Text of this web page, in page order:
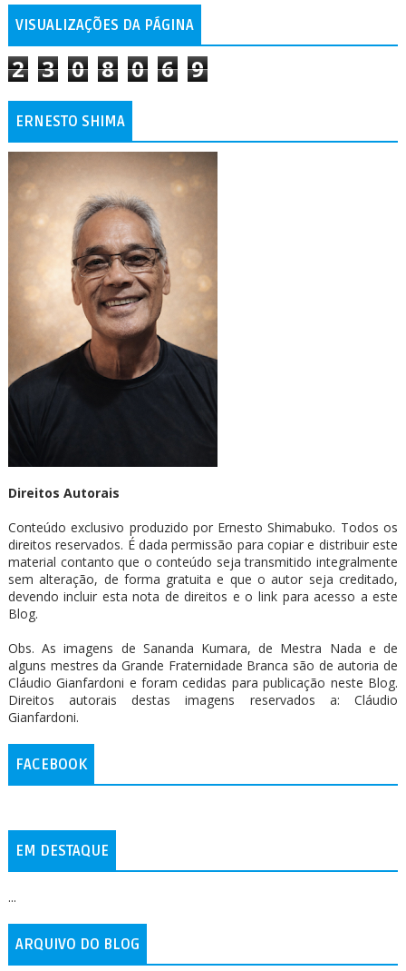
VISUALIZAÇÕES DA PÁGINA
2 3 0 8 0 6 9
ERNESTO SHIMA
Direitos Autorais
Conteúdo exclusivo produzido por Ernesto Shimabuko. Todos os
direitos reservados. É dada permissão para copiar e distribuir este
material contanto que o conteúdo seja transmitido integralmente
sem alteração, de forma gratuita e que o autor seja creditado,
devendo incluir esta nota de direitos e o link para acesso a este
Blog.
Obs. As imagens de Sananda Kumara, de Mestra Nada e de
alguns mestres da Grande Fraternidade Branca são de autoria de
Cláudio Gianfardoni e foram cedidas para publicação neste Blog.
Direitos autorais destas imagens reservados a: Cláudio
Gianfardoni.
FACEBOOK
EM DESTAQUE
...
ARQUIVO DO BLOG